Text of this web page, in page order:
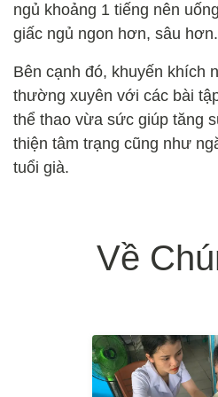
ngủ khoảng 1 tiếng nên
giấc ngủ ngon hơn, sâu hơn.
Bên cạnh đó, khuyến khích
thường xuyên với các bài
thể thao vừa sức giúp tăng
thiện tâm trạng cũng như
tuổi già.
Về